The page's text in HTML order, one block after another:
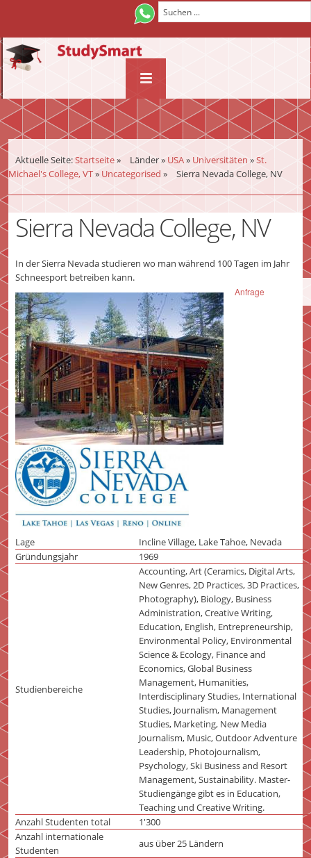
Anfrage
Aktuelle Seite:Startseite» Länder» USA» Universitäten »St.
Michael's College, VT» Uncategorised » Sierra Nevada College, NV
Sierra Nevada College, NV
In der Sierra Nevada studieren wo man während 100 Tagen im Jahr
Schneesport betreiben kann.
Lage
Incline Village, Lake Tahoe, Nevada
Gründungsjahr
1969
Studienbereiche
Accounting, Art (Ceramics, Digital Arts,
New Genres, 2D Practices, 3D Practices,
Photography), Biology, Business
Administration, Creative Writing,
Education, English, Entrepreneurship,
Environmental Policy, Environmental
Science & Ecology, Finance and
Economics, Global Business
Management, Humanities,
Interdisciplinary Studies, International
Studies, Journalism, Management
Studies, Marketing, New Media
Journalism, Music, Outdoor Adventure
Leadership, Photojournalism,
Psychology, Ski Business and Resort
Management, Sustainability. Master-
Studiengänge gibt es in Education,
Teaching und Creative Writing.
Anzahl Studenten total
1'300
Anzahl internationale
Studenten
aus über 25 Ländern